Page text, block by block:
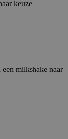
keuze
een milkshake naar